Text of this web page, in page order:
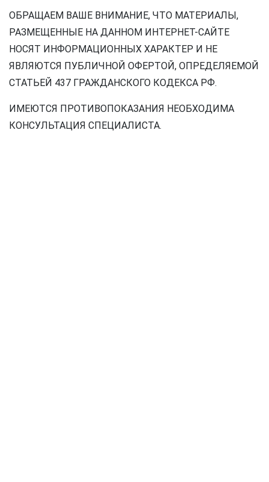
ОБРАЩАЕМ ВАШЕ ВНИМАНИЕ, ЧТО МАТЕРИАЛЫ,
РАЗМЕЩЕННЫЕ НА ДАННОМ ИНТЕРНЕТ-САЙТЕ
НОСЯТ ИНФОРМАЦИОННЫХ ХАРАКТЕР И НЕ
ЯВЛЯЮТСЯ ПУБЛИЧНОЙ ОФЕРТОЙ, ОПРЕДЕЛЯЕМОЙ
СТАТЬЕЙ 437 ГРАЖДАНСКОГО КОДЕКСА РФ.
ИМЕЮТСЯ ПРОТИВОПОКАЗАНИЯ НЕОБХОДИМА
КОНСУЛЬТАЦИЯ СПЕЦИАЛИСТА.